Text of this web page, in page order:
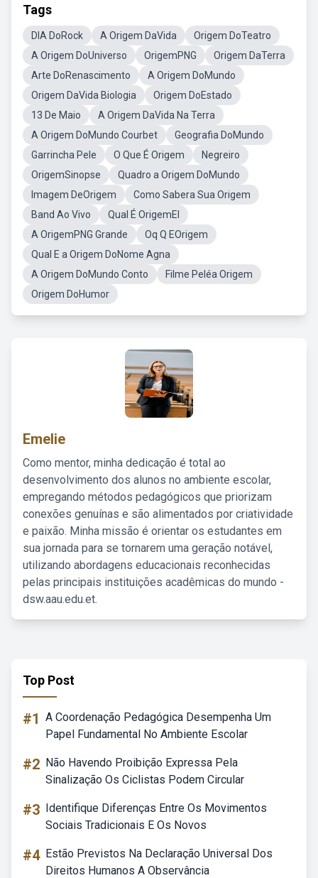
Tags
DIA DoRock A Origem DaVida
Origem DoTeatro
A Origem DoUniverso
OrigemPNG
Origem DaTerra
Arte DoRenascimento
A Origem DoMundo
Origem DaVida Biologia
Origem DoEstado
13 De Maio
A Origem DaVida Na Terra
A Origem DoMundo Courbet
Geografia DoMundo
Garrincha Pele
O Que É Origem
Negreiro
OrigemSinopse
Quadro a Origem DoMundo
Imagem DeOrigem
Como Sabera Sua Origem
Band Ao Vivo
Qual É OrigemEl
A OrigemPNG Grande
Oq Q EOrigem
Qual E a Origem DoNome Agna
A Origem DoMundo Conto
Filme Peléa Origem
Origem DoHumor
Emelie
Como mentor, minha dedicação é total ao
desenvolvimento dos alunos no ambiente escolar,
empregando métodos pedagógicos que priorizam
conexões genuínas e são alimentados por criatividade
e paixão. Minha missão é orientar os estudantes em
sua jornada para se tornarem uma geração notável,
utilizando abordagens educacionais reconhecidas
pelas principais instituições acadêmicas do mundo -
dsw.aau.edu.et.
Top Post
#1 A Coordenação Pedagógica Desempenha Um
Papel Fundamental No Ambiente Escolar
#2 Não Havendo Proibição Expressa Pela
Sinalização Os Ciclistas Podem Circular
#3 Identifique Diferenças Entre Os Movimentos
Sociais Tradicionais E Os Novos
#4 Estão Previstos Na Declaração Universal Dos
Direitos Humanos A Observância